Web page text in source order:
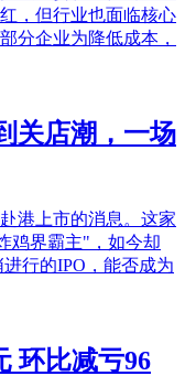
，但行业也面临核心
分企业为降低成本，
关店潮，一场
港上市的消息。这家
鸡界霸主"，如今却
行的IPO，能否成为
环比减亏96